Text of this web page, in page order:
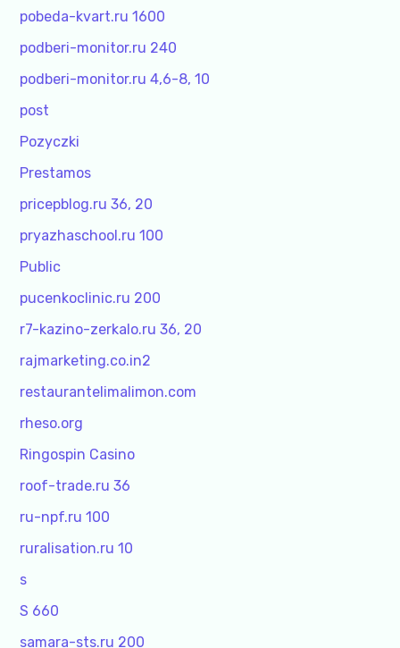
pobeda-kvart.ru 1600
podberi-monitor.ru 240
podberi-monitor.ru 4,6-8, 10
post
Pozyczki
Prestamos
pricepblog.ru 36, 20
pryazhaschool.ru 100
Public
pucenkoclinic.ru 200
r7-kazino-zerkalo.ru 36, 20
rajmarketing.co.in2
restaurantelimalimon.com
rheso.org
Ringospin Casino
roof-trade.ru 36
ru-npf.ru 100
ruralisation.ru 10
s
S 660
samara-sts.ru 200